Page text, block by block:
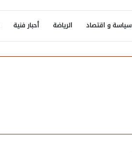
سياسة و اقتصاد الرياضة أحبار فنية